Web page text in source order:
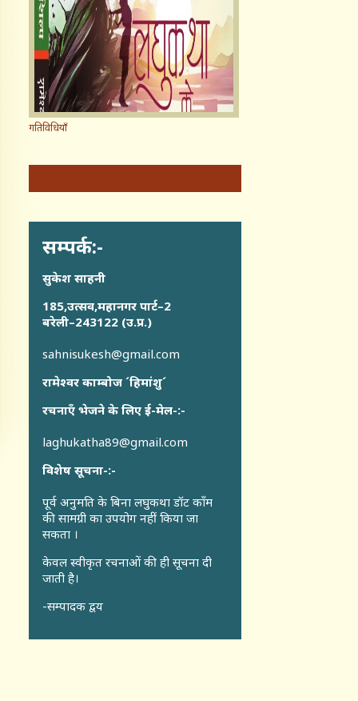
गतिविधियाँ
सम्पर्क:-
सुकेश साहनी
185,उत्सव,महानगर पार्ट–2
बरेली–243122 (उ.प्र.)
sahnisukesh@gmail.com
रामेश्वर काम्बोज ´हिमांशु´
रचनाएँ भेजने के लिए ई-मेल-:-
laghukatha89@gmail.com
विशेष सूचना-:-
पूर्व अनुमति के बिना लघुकथा डॉट कॉंम
की सामग्री का उपयोग नहीं किया जा
सकता ।
केवल स्वीकृत रचनाओं की ही सूचना दी
जाती है।
-सम्पादक द्वय